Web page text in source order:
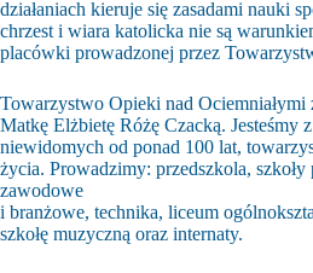
działaniach kieruje się zasadami nauki
chrzest i wiara katolicka nie są
placówki prowadzonej przez
Towarzystwo Opieki nad Ociemniałymi
Matkę Elżbietę Różę Czacką. Jesteśmy
niewidomych od ponad 100 lat,
życia. Prowadzimy: przedszkola, szkoły
zawodowe
i branżowe, technika, liceum
szkołę muzyczną oraz internaty.